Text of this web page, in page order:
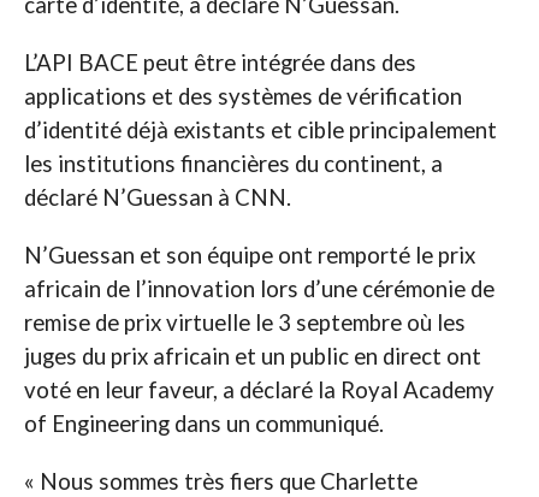
L’API BACE peut être intégrée dans des
applications et des systèmes de vérification
d’identité déjà existants et cible principalement
les institutions financières du continent, a
déclaré N’Guessan à CNN.
N’Guessan et son équipe ont remporté le prix
africain de l’innovation lors d’une cérémonie de
remise de prix virtuelle le 3 septembre où les
juges du prix africain et un public en direct ont
voté en leur faveur, a déclaré la Royal Academy
of Engineering dans un communiqué.
« Nous sommes très fiers que Charlette